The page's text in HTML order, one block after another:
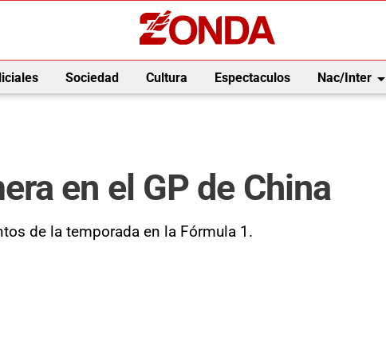
Sociedad Cultura Espectaculos Nac/Interarrow_drop_down
en el GP de China
de la temporada en la Fórmula 1.